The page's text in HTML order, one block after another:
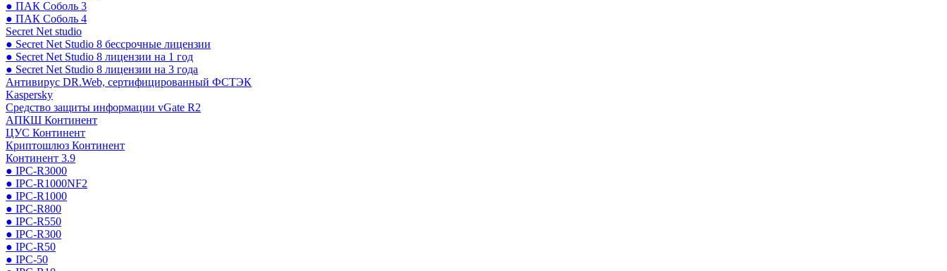
● ПАК Соболь 3
● ПАК Соболь 4
Secret Net studio
● Secret Net Studio 8 бессрочные лицензии
● Secret Net Studio 8 лицензии на 1 год
● Secret Net Studio 8 лицензии на 3 года
Антивирус DR.Web, сертифицированный ФСТЭК
Kaspersky
Средство защиты информации vGate R2
АПКШ Континент
ЦУС Континент
Криптошлюз Континент
Континент 3.9
● IPC-R3000
● IPC-R1000NF2
● IPC-R1000
● IPC-R800
● IPC-R550
● IPC-R300
● IPC-R50
● IPC-50